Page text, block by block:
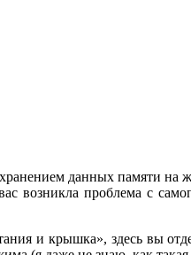
данных памяти на
возникла проблема с
и крышка», здесь вы